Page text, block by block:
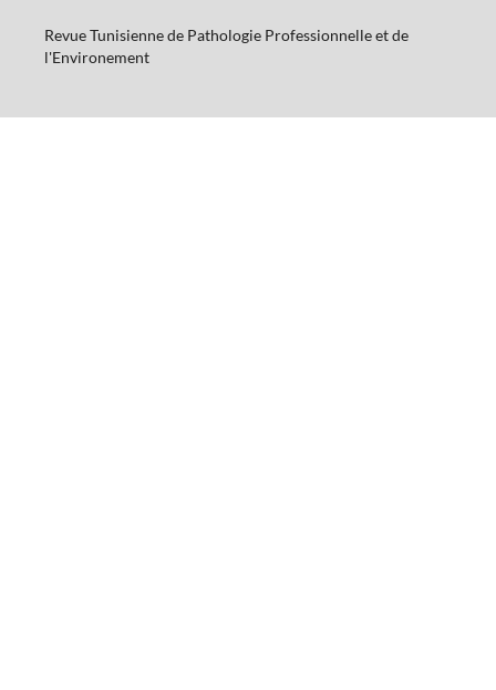
Revue Tunisienne de Pathologie Professionnelle et de
l'Environement